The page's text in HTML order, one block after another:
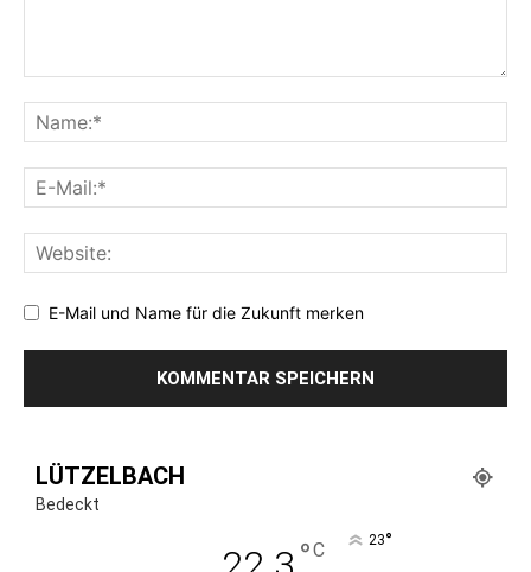
E-Mail und Name für die Zukunft merken
LÜTZELBACH
Bedeckt
°C 23°